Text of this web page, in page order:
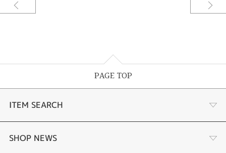
PAGE TOP
ITEM SEARCH
婚約指輪
SHOP NEWS